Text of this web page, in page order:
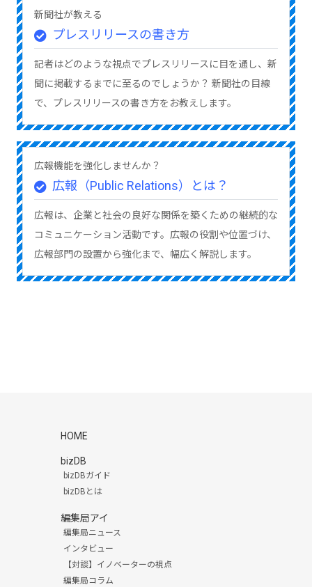
新聞社が教える
プレスリリースの書き方
記者はどのような視点でプレスリリースに目を通し、新
聞に掲載するまでに至るのでしょうか？ 新聞社の目線
で、プレスリリースの書き方をお教えします。
広報機能を強化しませんか？
広報（Public Relations）とは？
広報は、企業と社会の良好な関係を築くための継続的な
コミュニケーション活動です。広報の役割や位置づけ、
広報部門の設置から強化まで、幅広く解説します。
HOME
bizDB
bizDBガイド
bizDBとは
編集局アイ
編集局ニュース
インタビュー
【対談】イノベーターの視点
編集局コラム